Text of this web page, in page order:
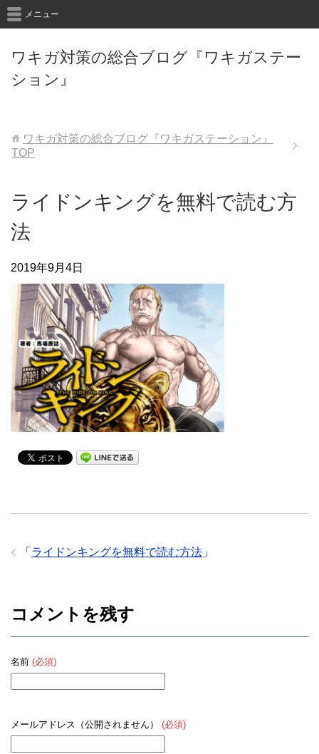
ワキガ対策の総合ブログ『ワキガステー
ション』
メニュー
ワキガ対策の総合ブログ『ワキガステーション』
TOP
ライドンキングを無料で読む方
法
2019年9月4日
「 ライドンキングを無料で読む方法 」
コメントを残す
名前 (必須)
メールアドレス（公開されません） (必須)